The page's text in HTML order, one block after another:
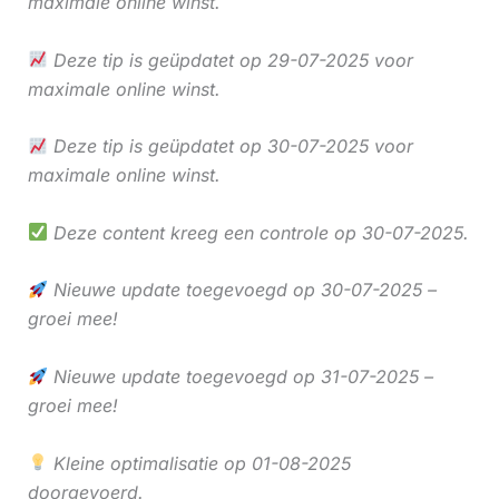
Deze tip is geüpdatet op 29-07-2025 voor
maximale online winst.
Deze tip is geüpdatet op 30-07-2025 voor
maximale online winst.
Deze content kreeg een controle op 30-07-2025.
Nieuwe update toegevoegd op 30-07-2025 –
groei mee!
Nieuwe update toegevoegd op 31-07-2025 –
groei mee!
Kleine optimalisatie op 01-08-2025
doorgevoerd.